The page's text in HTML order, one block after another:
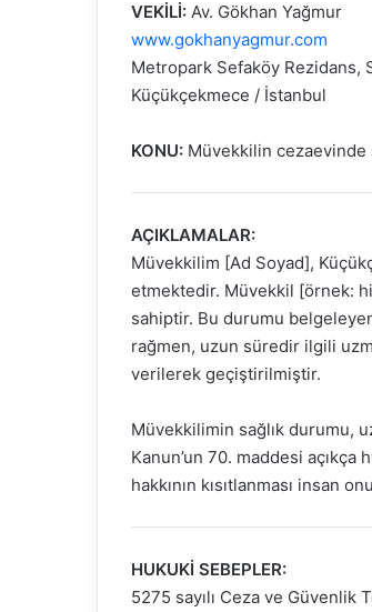
VEKİLİ: Av. Gökhan Yağmur
www.gokhanyagmur.com
Metropark Sefaköy Rezidans,
Küçükçekmece / İstanbul
KONU: Müvekkilin cezaevinde
AÇIKLAMALAR:
Müvekkilim [Ad Soyad],
etmektedir. Müvekkil [örnek:
sahiptir. Bu durumu
rağmen, uzun süredir ilgili
verilerek geçiştirilmiştir.
Müvekkilimin sağlık durumu,
Kanun’un 70. maddesi açıkça
hakkının kısıtlanması insan
HUKUKİ SEBEPLER:
5275 sayılı Ceza ve Güvenlik